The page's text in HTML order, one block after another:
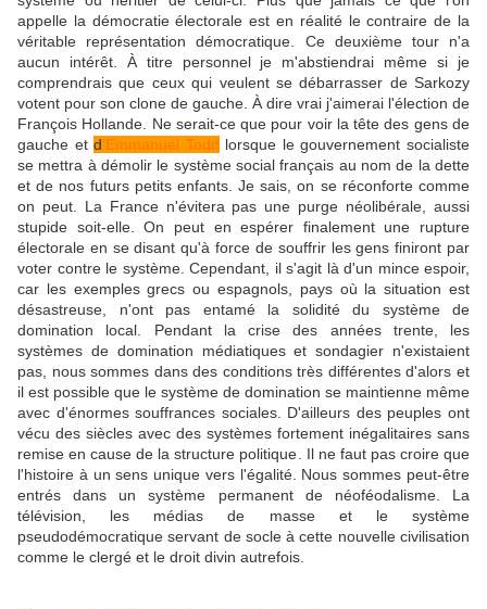
appelle la démocratie électorale est en réalité le contraire de la
véritable représentation démocratique. Ce deuxième tour n'a
aucun intérêt. À titre personnel je m'abstiendrai même si je
comprendrais que ceux qui veulent se débarrasser de Sarkozy
votent pour son clone de gauche. À dire vrai j'aimerai l'élection de
François Hollande. Ne serait-ce que pour voir la tête des gens de
gauche etd'Emmanuel Todd lorsque le gouvernement socialiste
se mettra à démolir le système social français au nom de la dette
et de nos futurs petits enfants. Je sais, on se réconforte comme
on peut. La France n'évitera pas une purge néolibérale, aussi
stupide soit-elle. On peut en espérer finalement une rupture
électorale en se disant qu'à force de souffrir les gens finiront par
voter contre le système. Cependant, il s'agit là d'un mince espoir,
car les exemples grecs ou espagnols, pays où la situation est
désastreuse, n'ont pas entamé la solidité du système de
domination local. Pendant la crise des années trente, les
systèmes de domination médiatiques et sondagier n'existaient
pas, nous sommes dans des conditions très différentes d'alors et
il est possible que le système de domination se maintienne même
avec d'énormes souffrances sociales. D'ailleurs des peuples ont
vécu des siècles avec des systèmes fortement inégalitaires sans
remise en cause de la structure politique. Il ne faut pas croire que
l'histoire à un sens unique vers l'égalité. Nous sommes peut-être
entrés dans un système permanent de néoféodalisme. La
télévision, les médias de masse et le système
pseudodémocratique servant de socle à cette nouvelle civilisation
comme le clergé et le droit divin autrefois.